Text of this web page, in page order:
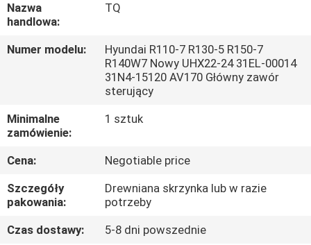
O
NAS
WYCIECZKA
PO
KONTROLA
JAKOŚCI
Nazwa
handlowa:
TQ
Numer modelu:
Hyundai R110-7 R130-5 R150-7
R140W7 Nowy UHX22-24 31EL-00014
31N4-15120 AV170 Główny zawór
sterujący
Minimalne
zamówienie:
1 sztuk
Cena:
Negotiable price
Szczegóły
pakowania:
Drewniana skrzynka lub w razie
potrzeby
Czas dostawy:
5-8 dni powszednie